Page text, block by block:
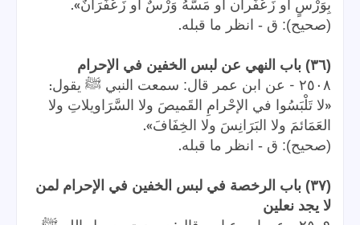
بِوَرْسٍ أو زَعْفَران أو مَسَّهُ وَرْسٌ أَو زَعْفَرَانٌ».
(صحيح): ق - انظر ما قبله.
(٣٦) باب النهي عن لبس الخفين في الإحرام
٢٥٠٨ - عن ابن عمر قال: سمعت النبي ﷺ يقول:
«لا تَلْبَسُوا في الإحْرامِ القَميصَ ولا السَّرَاويلاتِ ولا
العَمَائمَ ولا البَرَانِسَ ولا الخِفَافَ».
(صحيح): ق - انظر ما قبله.
(٣٧) باب الرخصة في لبس الخفين في الإحرام لمن
لا يجد نعلين